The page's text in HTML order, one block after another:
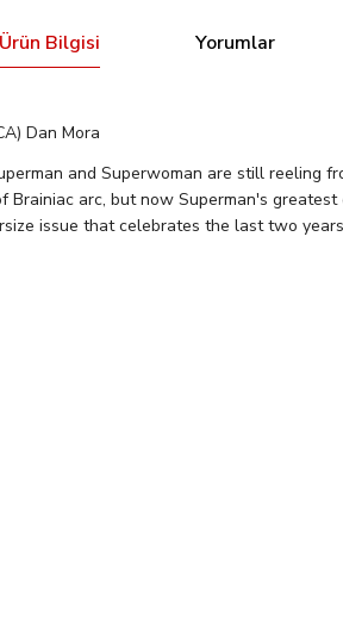
Ürün Bilgisi Yorumlar
Dan Mora
and Superwoman are still
Brainiac arc, but now Superman's
issue that celebrates the last two